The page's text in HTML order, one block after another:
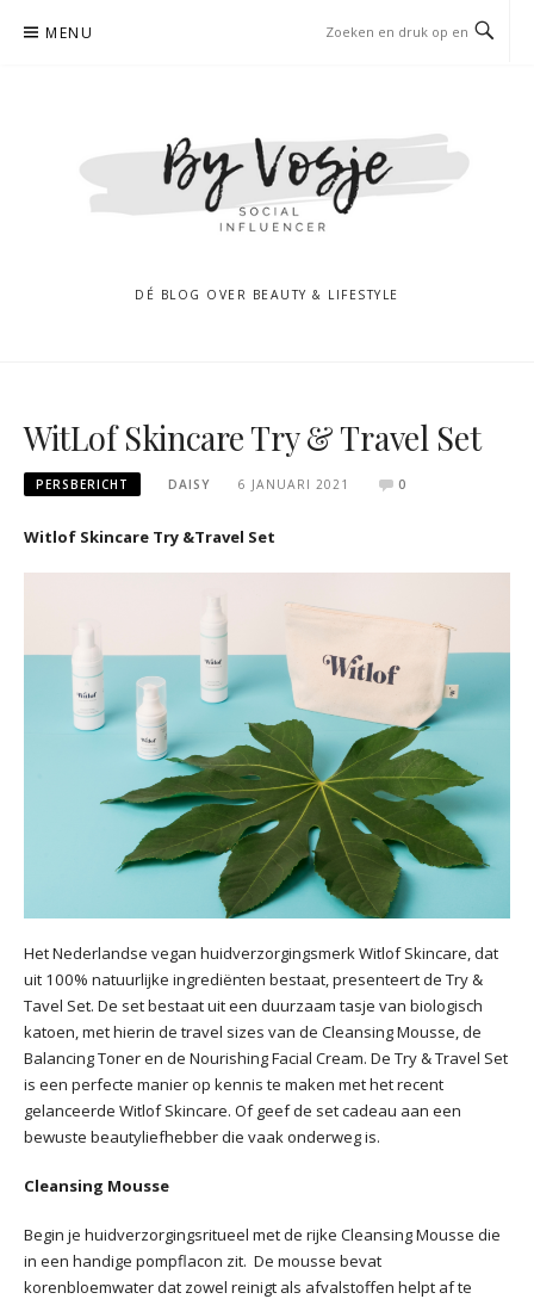
MENU
DÉ BLOG OVER BEAUTY & LIFESTYLE
WitLof Skincare Try & Travel Set
PERSBERICHT DAISY 6 JANUARI 2021 0
Witlof Skincare Try &Travel Set
Het Nederlandse vegan huidverzorgingsmerk Witlof Skincare, dat
uit 100% natuurlijke ingrediënten bestaat, presenteert de Try &
Tavel Set. De set bestaat uit een duurzaam tasje van biologisch
katoen, met hierin de travel sizes van de Cleansing Mousse, de
Balancing Toner en de Nourishing Facial Cream. De Try & Travel Set
is een perfecte manier op kennis te maken met het recent
gelanceerde Witlof Skincare. Of geef de set cadeau aan een
bewuste beautyliefhebber die vaak onderweg is.
Cleansing Mousse
Begin je huidverzorgingsritueel met de rijke Cleansing Mousse die
in een handige pompflacon zit. De mousse bevat
korenbloemwater dat zowel reinigt als afvalstoffen helpt af te